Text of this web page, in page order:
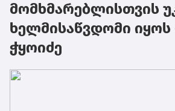
მომხმარებლისთვის
ხელმისაწვდომი
ჭყოიძე